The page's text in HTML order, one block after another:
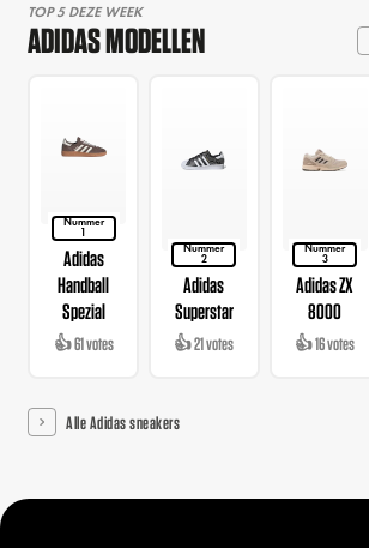
TOP 5 DEZE WEEK
ADIDAS MODELLEN
Nummer
1
Adidas
Handball
Spezial
👍 61 votes
Nummer
2
Adidas
Superstar
👍 21 votes
Nummer
3
Adidas ZX
8000
👍 16 votes
Alle Adidas sneakers